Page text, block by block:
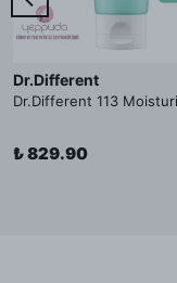
Dr.Different
₺ 829.90